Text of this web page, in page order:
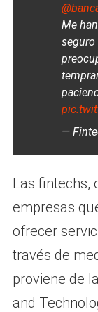
Me
seguro
—
Las fintechs,
empresas
ofrecer
través de
proviene de
and